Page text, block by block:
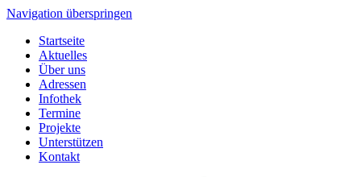
Navigation überspringen
Startseite
Aktuelles
Über uns
Adressen
Infothek
Termine
Projekte
Unterstützen
Kontakt